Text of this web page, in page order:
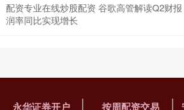
配资专业在线炒股配资 谷歌高管解读Q2财
润率同比实现增长
永华证券开户 按周配资交易